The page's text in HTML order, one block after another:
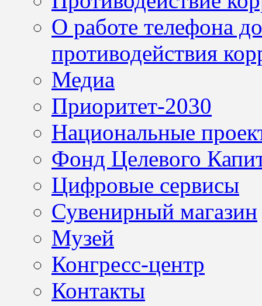
О работе телефона
противодействия
Медиа
Приоритет-2030
Национальные
Фонд Целевого
Цифровые сервисы
Сувенирный магазин
Музей
Конгресс-центр
Контакты